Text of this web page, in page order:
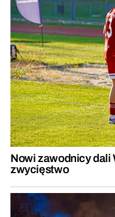
Nowi zawodnicy dali
zwycięstwo